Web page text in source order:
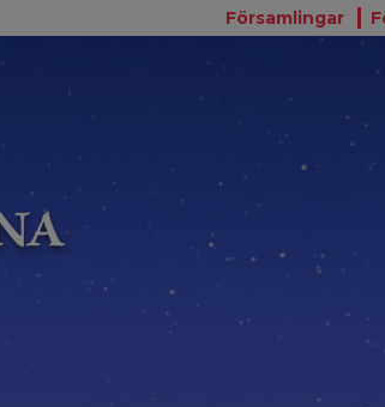
Församlingar